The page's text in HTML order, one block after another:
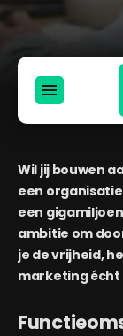
Wil jij bouwen
een
een
ambitie om
je de vrijheid,
marketing